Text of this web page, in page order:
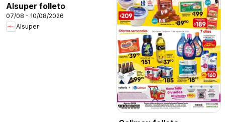
Alsuper folleto
07/08 - 10/08/2026
Alsuper